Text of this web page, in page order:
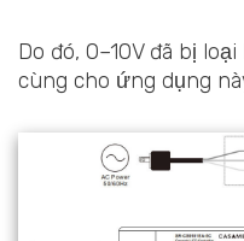
Do đó, 0–10V đã bị
cùng cho ứng dụng